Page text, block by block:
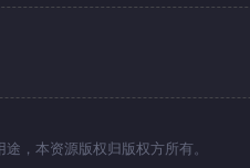
，本资源版权归版权方所有。